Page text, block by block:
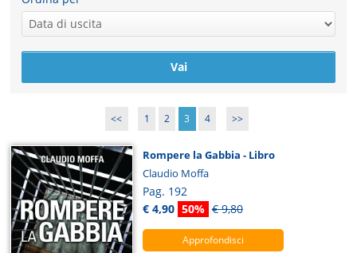
<< 1 2 3 4 >>
Rompere la Gabbia - Libro
Claudio Moffa
Pag. 192
€ 4,90 50% € 9,80
Approfondisci